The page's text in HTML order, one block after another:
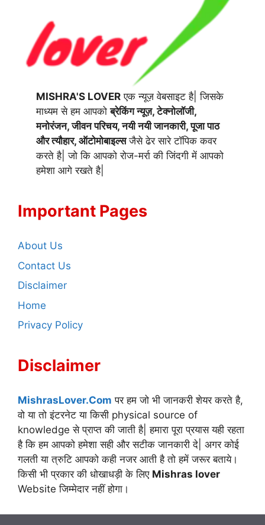
MISHRA'S LOVER एक न्यूज़ वेबसाइट है| जिसके
माध्यम से हम आपकोब्रेकिंग न्यूज़, टेक्नोलॉजी,
मनोरंजन, जीवन परिचय, नयी नयी जानकारी, पूजा पाठ
और त्यौहार, ऑटोमोबाइल्सजैसे ढेर सारे टॉपिक कवर
करते है| जो कि आपको रोज-मर्रा की जिंदगी में आपको
हमेशा आगे रखते है|
Important Pages
About Us
Contact Us
Disclaimer
Home
Privacy Policy
Disclaimer
MishrasLover.Com पर हम जो भी जानकरी शेयर करते है,
वो या तो इंटरनेट या किसी physical source of
knowledge से प्राप्त की जाती है| हमारा पूरा प्रयास यही रहता
है कि हम आपको हमेशा सही और सटीक जानकारी दे| अगर कोई
गलती या त्रुटि आपको कही नजर आती है तो हमें जरूर बताये।
किसी भी प्रकार की धोखाधड़ी के लिए Mishras lover
Website जिम्मेदार नहीं होगा।